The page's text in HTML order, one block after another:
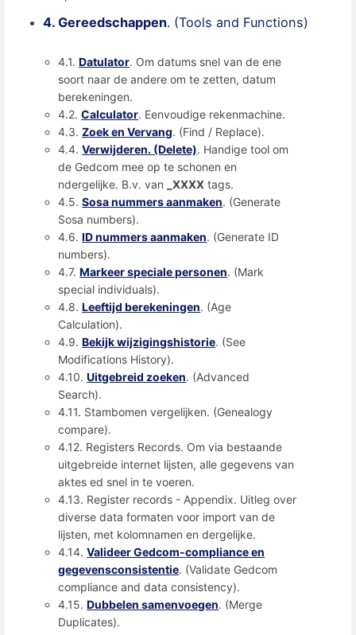
4. Gereedschappen. (Tools and Functions)
4.1.Datulator. Om datums snel van de ene
soort naar de andere om te zetten, datum
berekeningen.
4.2.Calculator. Eenvoudige rekenmachine.
4.3.Zoek en Vervang. (Find / Replace).
4.4.Verwijderen. (Delete). Handige tool om
de Gedcom mee op te schonen en
ndergelijke. B.v. van
_XXXX tags.
4.5.Sosa nummers aanmaken. (Generate
Sosa numbers).
4.6.ID nummers aanmaken. (Generate ID
numbers).
4.7.Markeer speciale personen. (Mark
special individuals).
4.8.Leeftijd berekeningen. (Age
Calculation).
4.9.Bekijk wijzigingshistorie. (See
Modifications History).
4.10.Uitgebreid zoeken. (Advanced
Search).
4.11. Stambomen vergelijken. (Genealogy
compare).
4.12. Registers Records. Om via bestaande
uitgebreide internet lijsten, alle gegevens van
aktes ed snel in te voeren.
4.13. Register records - Appendix. Uitleg over
diverse data formaten voor import van de
lijsten, met kolomnamen en dergelijke.
4.14.Valideer Gedcom-compliance en
gegevensconsistentie. (Validate Gedcom
compliance and data consistency).
4.15.Dubbelen samenvoegen. (Merge
Duplicates).